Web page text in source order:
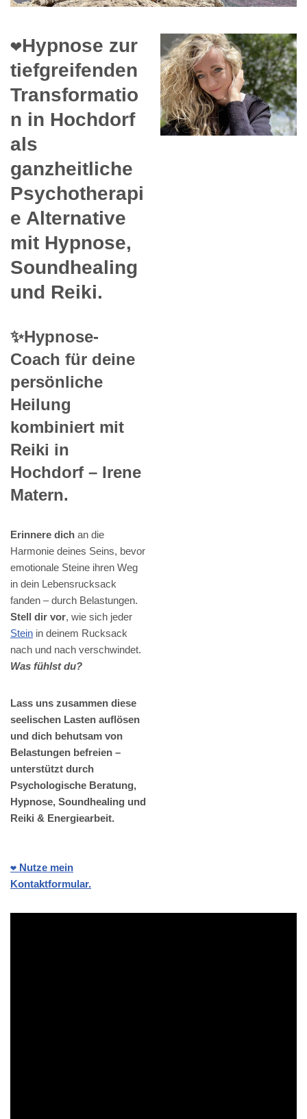
❤️Hypnose zur
tiefgreifenden
Transformatio
n in Hochdorf
als
ganzheitliche
Psychotherapi
e Alternative
mit Hypnose,
Soundhealing
und Reiki.
✨Hypnose-
Coach für deine
persönliche
Heilung
kombiniert mit
Reiki in
Hochdorf – Irene
Matern.
Erinnere dich an die
Harmonie deines Seins, bevor
emotionale Steine ihren Weg
in dein Lebensrucksack
fanden – durch Belastungen.
Stell dir vor, wie sich jeder
Stein in deinem Rucksack
nach und nach verschwindet.
Was fühlst du?
Lass uns zusammen diese
seelischen Lasten auflösen
und dich behutsam von
Belastungen befreien –
unterstützt durch
Psychologische Beratung,
Hypnose, Soundhealing und
Reiki & Energiearbeit.
❤️ Nutze mein
Kontaktformular.